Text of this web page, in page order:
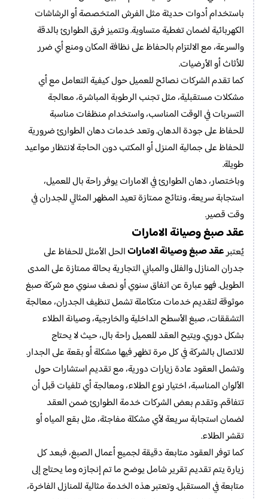
باستخدام أدوات حديثة مثل الفرش المتخصصة أو الرشاشات
الكهربائية لضمان تغطية متساوية. وتتميز فرق الطوارئ بالدقة
والسرعة، مع الالتزام بالحفاظ على نظافة المكان ومنع أي ضرر
للأثاث أو الأرضيات.
كما تقدم الشركات نصائح للعميل حول كيفية التعامل مع أي
مشكلات مستقبلية، مثل تجنب الرطوبة المباشرة، معالجة
التسربات في الوقت المناسب، واستخدام منظفات مناسبة
للحفاظ على جودة الدهان. وتعد خدمات دهان الطوارئ ضرورية
للحفاظ على جمالية المنزل أو المكتب دون الحاجة لانتظار مواعيد
طويلة.
وباختصار، دهان الطوارئ في الامارات يوفر راحة بال للعميل،
استجابة سريعة، ونتائج ممتازة تعيد المظهر المثالي للجدران في
وقت قصير.
عقد صبغ وصيانة الامارات
يُعتبرعقد صبغ وصيانة الاماراتالحل الأمثل للحفاظ على
جدران المنازل والفلل والمباني التجارية بحالة ممتازة على المدى
الطويل. فهو عبارة عن اتفاق سنوي أو نصف سنوي مع شركة صبغ
موثوقة لتقديم خدمات متكاملة تشمل تنظيف الجدران، معالجة
التشققات، صبغ الأسطح الداخلية والخارجية، وصيانة الطلاء
بشكل دوري. ويتيح العقد للعميل راحة بال، حيث لا يحتاج
للاتصال بالشركة في كل مرة تظهر فيها مشكلة أو بقعة على الجدار.
وتشمل العقود عادة زيارات دورية، مع تقديم استشارات حول
الألوان المناسبة، اختيار نوع الطلاء، ومعالجة أي تلفيات قبل أن
تتفاقم. وتقدم بعض الشركات خدمة الطوارئ ضمن العقد
لضمان استجابة سريعة لأي مشكلة مفاجئة، مثل بقع المياه أو
تقشر الطلاء.
كما توفر العقود متابعة دقيقة لجميع أعمال الصبغ، فبعد كل
زيارة يتم تقديم تقرير شامل يوضح ما تم إنجازه وما يحتاج إلى
متابعة في المستقبل. وتعتبر هذه الخدمة مثالية للمنازل الفاخرة،